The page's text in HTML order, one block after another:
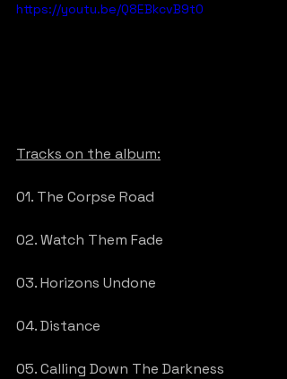
https://youtu.be/Q8EBkcvB9t0
Tracks on the album:
01. The Corpse Road
02. Watch Them Fade
03. Horizons Undone
04. Distance
05. Calling Down The Darkness